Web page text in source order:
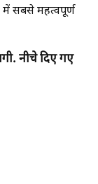
में सबसे महत्वपूर्ण
नीचे दिए गए